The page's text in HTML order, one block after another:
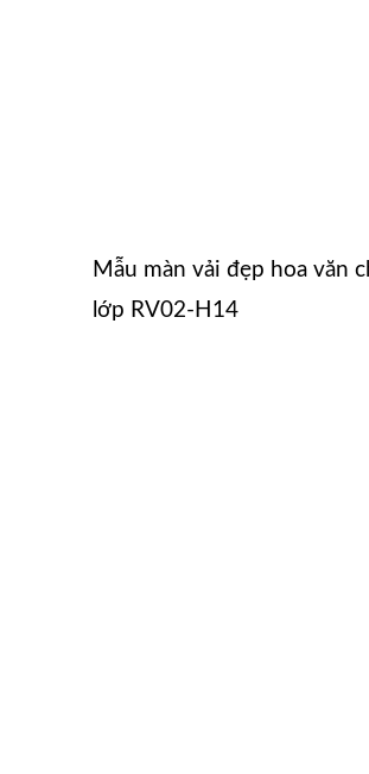
Mẫu màn vải đẹp hoa văn
lớp RV02-H14